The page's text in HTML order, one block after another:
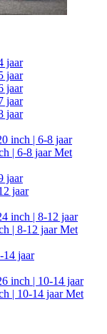
jaar
jaar
jaar
jaar
jaar
inch | 6-8 jaar
| 6-8 jaar Met
jaar
jaar
inch | 8-12 jaar
| 8-12 jaar Met
14 jaar
inch | 10-14 jaar
| 10-14 jaar Met